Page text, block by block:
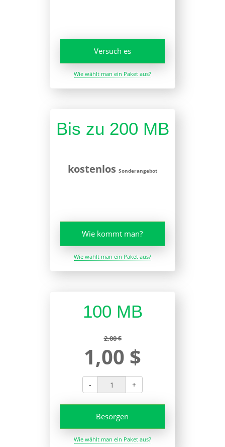
Versuch es
Wie wählt man ein Paket aus?
Bis zu 200 MB
kostenlos Sonderangebot
Wie kommt man?
Wie wählt man ein Paket aus?
100 MB
2,00 $
1,00 $
- +
Besorgen
Wie wählt man ein Paket aus?